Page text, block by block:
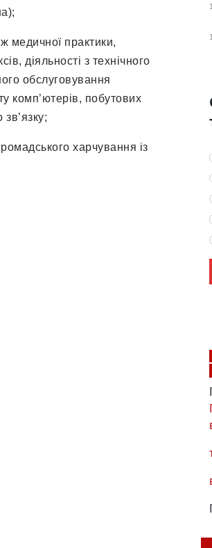
медичної практики,
діяльності з технічного
обслуговування
комп’ютерів, побутових
харчування із